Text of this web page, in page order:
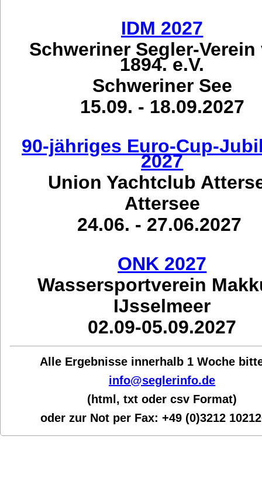
IDM 2027
Schweriner Segler-Verein
1894. e.V.
Schweriner See
15.09. - 18.09.2027
90-jähriges Euro-Cup-
2027
Union Yachtclub
Attersee
24.06. - 27.06.2027
ONK 2027
Wassersportverein
IJsselmeer
02.09-05.09.2027
Alle Ergebnisse innerhalb 1 Woche bit
info@seglerinfo.de
(html, txt oder csv Format)
oder zur Not per Fax:+49 (0)3212